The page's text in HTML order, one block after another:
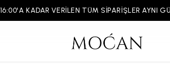
16:00'A KADAR VERİLEN TÜM SİPARİŞLER AYNI